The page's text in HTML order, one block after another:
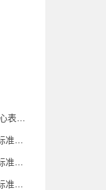
通过肢体动作表达情感，是下列哪种艺术的核心表现特征？
2025年12月1日起实施的中华人民共和国国家标准《公共场所卫生检验方法第6部分：卫生监测技术规范》规定，影剧院、音乐厅、录像厅（室）等室内空气质量监测在当日（ ）各监测1次；常规卫生监督监测频次可根据相关规定开展。
2025年12月2日起实施的外卖平台推荐性国家标准《外卖平台服务管理基本要求》规定，外卖平台可以利用数据、算法、技术、流量以及平台规则等优势对自营或代运营业务实施自我优待。（ ）
2025年12月1日起实施的中华人民共和国国家标准《公共场所卫生检验方法第6部分：卫生监测技术规范》规定，人工游泳场所在场所营业的客流高峰期游泳池水监测，（ ）至少监测1次。常规卫生监督监测频次可根据相关规定开展。